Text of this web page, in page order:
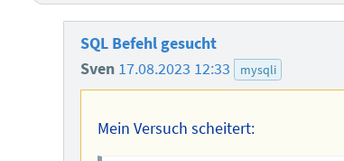
SQL Befehl gesucht
Sven 17.08.2023 12:33 mysqli
Mein Versuch scheitert: